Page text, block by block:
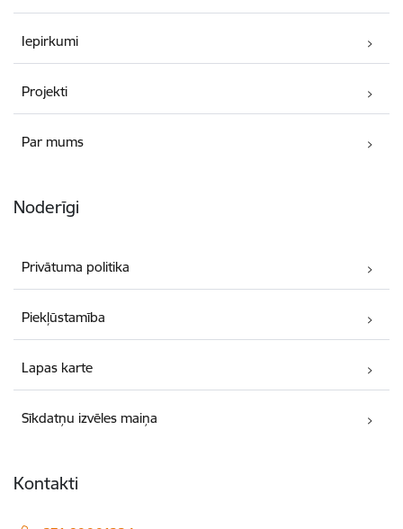
Iepirkumi
Projekti
Par mums
Noderīgi
Privātuma politika
Piekļūstamība
Lapas karte
Sīkdatņu izvēles maiņa
Kontakti